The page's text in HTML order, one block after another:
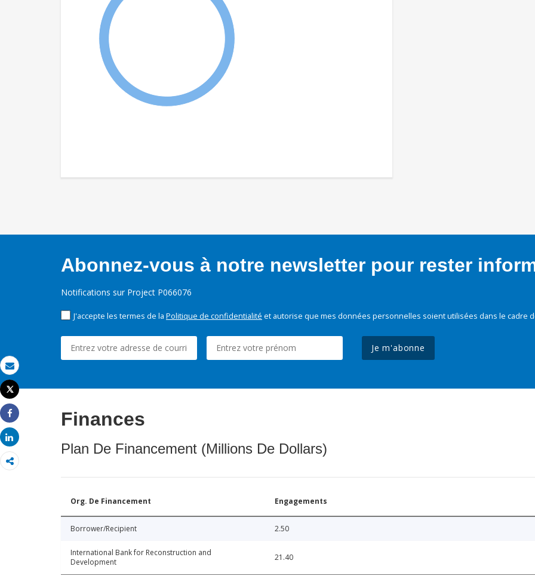
Email
Imprimer
Tweet
Share
Share
Abonnez-vous à notre newsletter pour rester
Notifications sur Project P066076
J'accepte les termes de la Politique de confidentialité et autorise que mes données personnelles soient utilisées dans le cadre
Je m'abonne
Finances
Plan De Financement (Millions De Dollars)
Org. De Financement Engagements
Borrower/Recipient 2.50
International Bank for Reconstruction and
Development
21.40